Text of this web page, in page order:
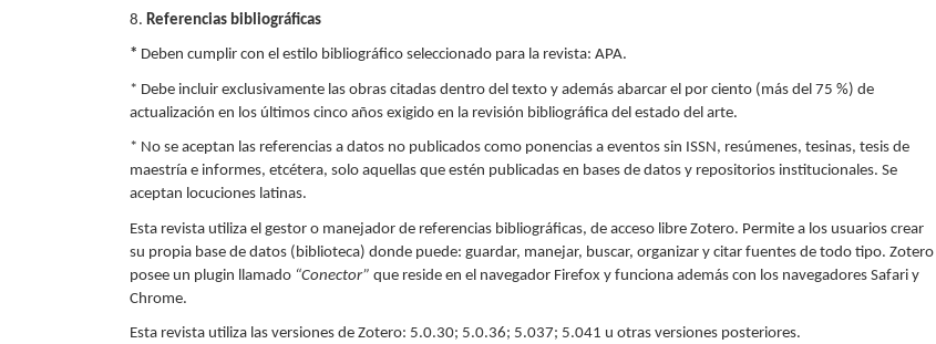
8. Referencias bibliográficas
* Deben cumplir con el estilo bibliográfico seleccionado para la revista: APA.
* Debe incluir exclusivamente las obras citadas dentro del texto y además abarcar el por ciento (más del 75 %) de
actualización en los últimos cinco años exigido en la revisión bibliográfica del estado del arte.
* No se aceptan las referencias a datos no publicados como ponencias a eventos sin ISSN, resúmenes, tesinas, tesis de
maestría e informes, etcétera, solo aquellas que estén publicadas en bases de datos y repositorios institucionales. Se
aceptan locuciones latinas.
Esta revista utiliza el gestor o manejador de referencias bibliográficas, de acceso libre Zotero. Permite a los usuarios crear
su propia base de datos (biblioteca) donde puede: guardar, manejar, buscar, organizar y citar fuentes de todo tipo. Zotero
posee un plugin llamado “Conector” que reside en el navegador Firefox y funciona además con los navegadores Safari y
Chrome.
Esta revista utiliza las versiones de Zotero: 5.0.30; 5.0.36; 5.037; 5.041 u otras versiones posteriores.